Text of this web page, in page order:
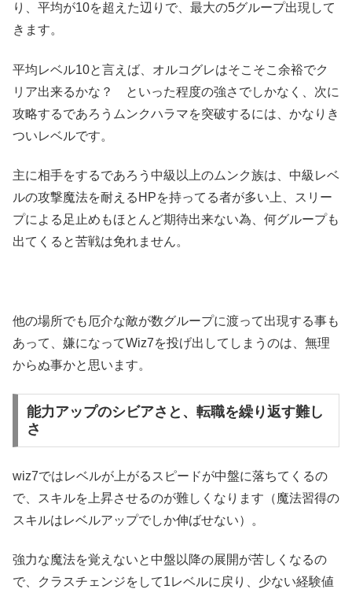
り、平均が10を超えた辺りで、最大の5グループ出現して
きます。
平均レベル10と言えば、オルコグレはそこそこ余裕でク
リア出来るかな？ といった程度の強さでしかなく、次に
攻略するであろうムンクハラマを突破するには、かなりき
ついレベルです。
主に相手をするであろう中級以上のムンク族は、中級レベ
ルの攻撃魔法を耐えるHPを持ってる者が多い上、スリー
プによる足止めもほとんど期待出来ない為、何グループも
出てくると苦戦は免れません。
他の場所でも厄介な敵が数グループに渡って出現する事も
あって、嫌になってWiz7を投げ出してしまうのは、無理
からぬ事かと思います。
能力アップのシビアさと、転職を繰り返す難し
さ
wiz7ではレベルが上がるスピードが中盤に落ちてくるの
で、スキルを上昇させるのが難しくなります（魔法習得の
スキルはレベルアップでしか伸ばせない）。
強力な魔法を覚えないと中盤以降の展開が苦しくなるの
で、クラスチェンジをして1レベルに戻り、少ない経験値